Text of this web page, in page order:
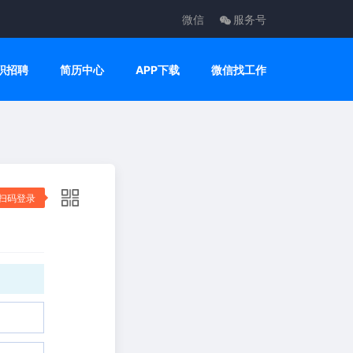
微信 服务号
招聘 简历中心 APP下载 微信找工作
码登录